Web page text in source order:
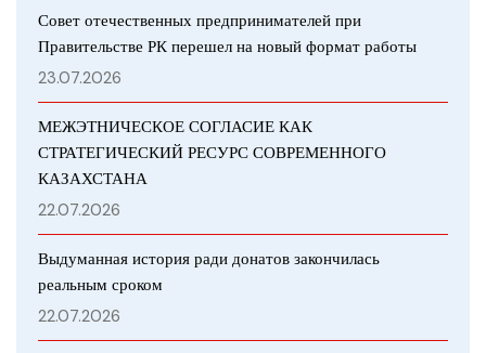
Совет отечественных предпринимателей при
Правительстве РК перешел на новый формат работы
23.07.2026
МЕЖЭТНИЧЕСКОЕ СОГЛАСИЕ КАК
СТРАТЕГИЧЕСКИЙ РЕСУРС СОВРЕМЕННОГО
КАЗАХСТАНА
22.07.2026
Выдуманная история ради донатов закончилась
реальным сроком
22.07.2026